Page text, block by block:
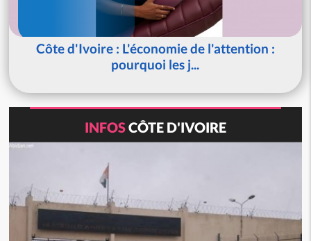
Côte d'Ivoire : L'économie de l'attention :
pourquoi les j...
INFOSCÔTE D'IVOIRE